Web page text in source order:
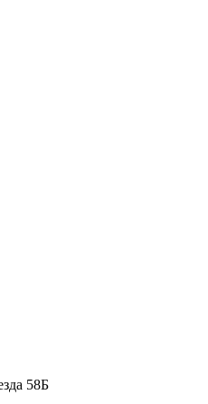
58Б